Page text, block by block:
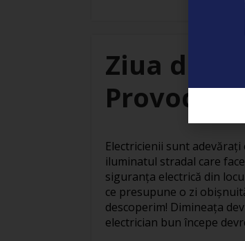
Ziua din
Provocări
Electricienii sunt
iluminatul stradal care
siguranța electrică din
ce presupune o zi
descoperim! Dimineața
electrician bun începe